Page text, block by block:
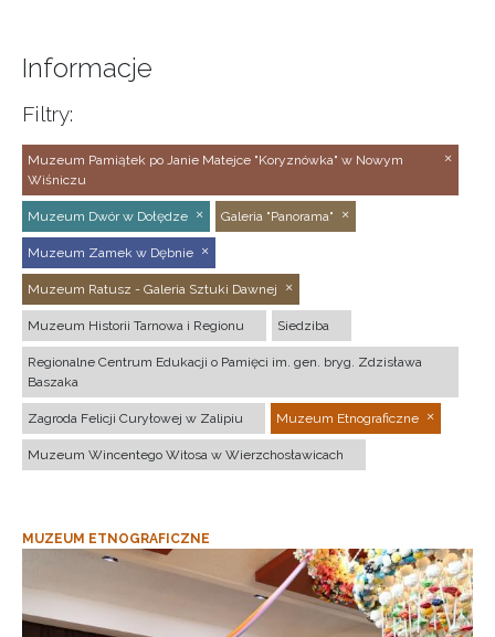
Informacje
Filtry:
Muzeum Pamiątek po Janie Matejce "Koryznówka" w Nowym
Wiśniczu
Muzeum Dwór w Dołędze Galeria "Panorama"
Muzeum Zamek w Dębnie
Muzeum Ratusz - Galeria Sztuki Dawnej
Muzeum Historii Tarnowa i Regionu Siedziba
Regionalne Centrum Edukacji o Pamięci im. gen. bryg. Zdzisława
Baszaka
Zagroda Felicji Curyłowej w Zalipiu Muzeum Etnograficzne
Muzeum Wincentego Witosa w Wierzchosławicach
MUZEUM ETNOGRAFICZNE